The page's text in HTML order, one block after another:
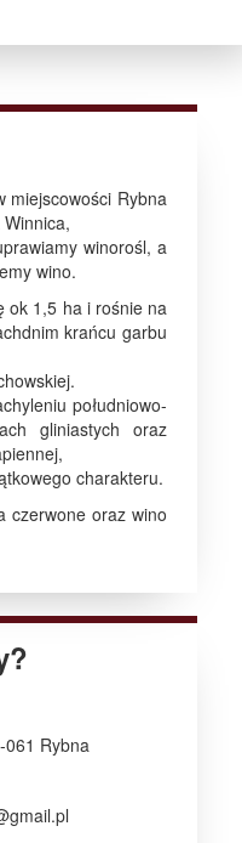
miejscowości Rybna
winorośl, a
wino.
ok 1,5 ha i rośnie na
krańcu garbu
południowo-
gliniastych oraz
charakteru.
czerwone oraz wino
061 Rybna